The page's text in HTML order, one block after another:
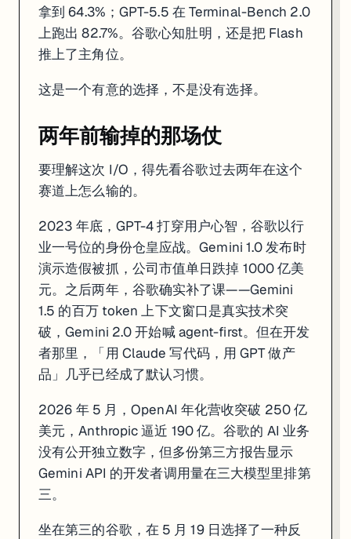
这个逻辑有历史支撑。PC 打败大型机，不是因为 PC 更强，是因为把
但这个逻辑有一个反例：OpenAI 一直在押「frontier pays premium」
谷歌面临的另一个矛盾更棘手：推进 AI Agent 的同时，它在加速侵蚀
赢了基础设施，不等于赢了战争
谷歌现在的押注，恰好在这个节点上：如果 Agent 的未来是真实的，
便宜赢了基础设施，不等于赢了市场。
数据来源
Google Cloud Blog — Innovations from Google I/O 26 on
Tech Startups — Google launches Gemini 3.5 Flash and
MindWiredAI — GPT-5.5 vs Claude Opus 4.7 Benchmark
AI Tools Recap — AI Model Releases May 2026
CNBC — Google debuts new AI models, personal AI agents
拿到 64.3%；GPT-5.5 在 Terminal-Bench 2.0
上跑出 82.7%。谷歌心知肚明，还是把 Flash
推上了主角位。
这是一个有意的选择，不是没有选择。
两年前输掉的那场仗
要理解这次 I/O，得先看谷歌过去两年在这个
赛道上怎么输的。
2023 年底，GPT-4 打穿用户心智，谷歌以行
业一号位的身份仓皇应战。Gemini 1.0 发布时
演示造假被抓，公司市值单日跌掉 1000 亿美
元。之后两年，谷歌确实补了课——Gemini
1.5 的百万 token 上下文窗口是真实技术突
破，Gemini 2.0 开始喊 agent-first。但在开发
者那里，「用 Claude 写代码，用 GPT 做产
品」几乎已经成了默认习惯。
2026 年 5 月，OpenAI 年化营收突破 250 亿
美元，Anthropic 逼近 190 亿。谷歌的 AI 业务
没有公开独立数字，但多份第三方报告显示
Gemini API 的开发者调用量在三大模型里排第
三。
坐在第三的谷歌，在 5 月 19 日选择了一种反